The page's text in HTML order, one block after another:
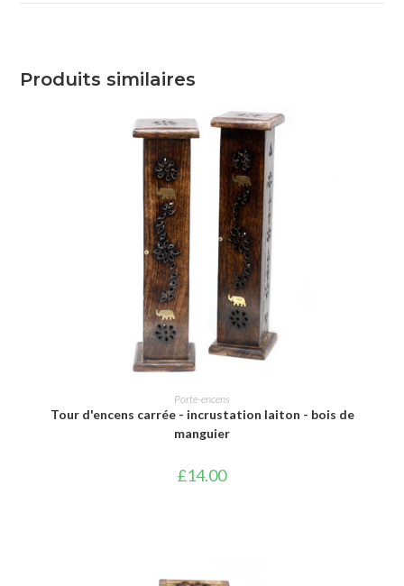
Produits similaires
AJOUTER AU PANIER
Porte-encens
Tour d'encens carrée - incrustation laiton - bois de
manguier
£14.00